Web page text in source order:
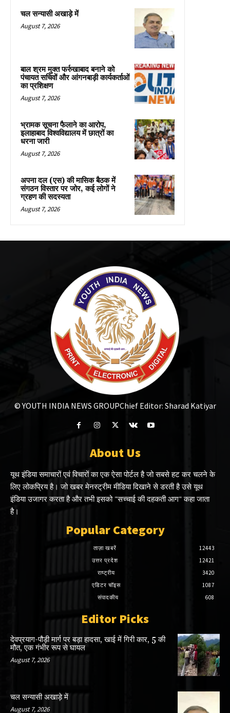
चल सन्यासी अखाड़े में
August 7, 2026
बाल श्रम मुक्त फर्रुखाबाद बनाने को
पंचायत सचिवों और आंगनबाड़ी कार्यकर्ताओं
का प्रशिक्षण
August 7, 2026
भ्रामक सूचना फैलाने का आरोप,
इलाहाबाद विश्वविद्यालय में छात्रों का
धरना जारी
August 7, 2026
अपना दल (एस) की मासिक बैठक में
संगठन विस्तार पर जोर, कई लोगों ने
ग्रहण की सदस्यता
August 7, 2026
© YOUTH INDIA NEWS GROUPChief Editor: Sharad Katiyar
About Us
यूथ इंडिया समाचारों एवं विचारों का एक ऐसा पोर्टल है जो सबसे हट कर चलने के
लिए लोकप्रिय है। जो खबर मेनस्ट्रीम मीडिया दिखाने से डरती है उसे यूथ
इंडिया उजागर करता है और तभी इसको "सच्चाई की दहकती आग" कहा जाता
है।
Popular Category
ताज़ा खबरें
12443
उत्तर प्रदेश
12421
राष्ट्रीय
3420
एडिटर चॉइस
1087
संपादकीय
608
Editor Picks
देवप्रयाग-पौड़ी मार्ग पर बड़ा हादसा, खाई में गिरी कार, 5 की
मौत, एक गंभीर रूप से घायल
August 7, 2026
चल सन्यासी अखाड़े में
August 7, 2026